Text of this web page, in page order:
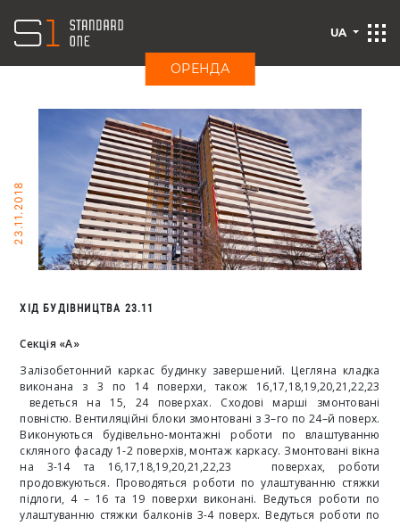
ОРЕНДА
UA
23.11.2018
ХІД БУДІВНИЦТВА 23.11
Секція «А»
Залізобетонний каркас будинку завершений. Цегляна кладка
виконана з 3 по 14 поверхи, також 16,17,18,19,20,21,22,23
ведеться на 15, 24 поверхах. Сходові марші змонтовані
повністю. Вентиляційні блоки змонтовані з 3–го по 24–й поверх.
Виконуються будівельно-монтажні роботи по влаштуванню
скляного фасаду 1-2 поверхів, монтаж каркасу. Змонтовані вікна
на 3-14 та 16,17,18,19,20,21,22,23 поверхах, роботи
продовжуються. Проводяться роботи по улаштуванню стяжки
підлоги, 4 – 16 та 19 поверхи виконані. Ведуться роботи по
улаштуванню стяжки балконів 3-4 поверх. Ведуться роботи по